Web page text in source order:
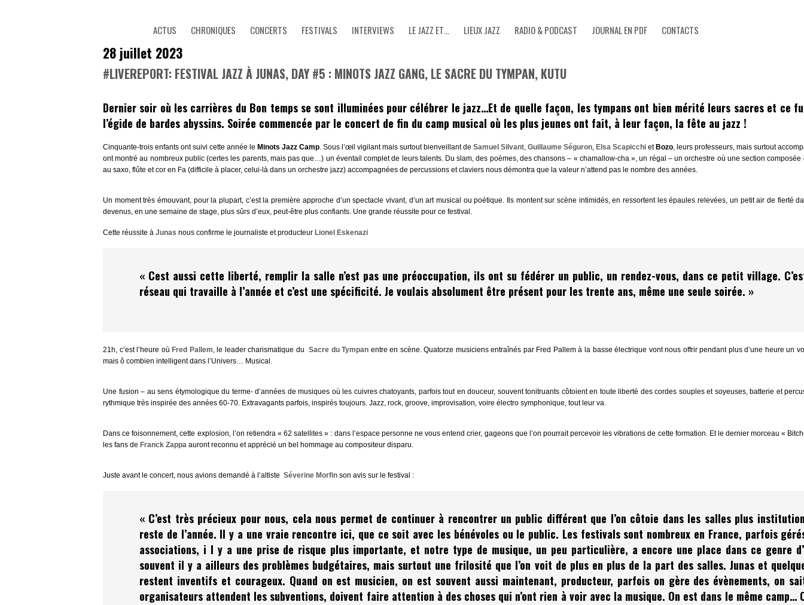
ACTUS CHRONIQUES CONCERTS FESTIVALS INTERVIEWS LE JAZZ ET… LIEUX JAZZ RADIO & PODCAST JOURNAL EN PDF CONTACTS
28 juillet 2023
#LIVEREPORT: FESTIVAL JAZZ À JUNAS, DAY #5 : MINOTS JAZZ GANG, LE SACRE DU TYMPAN, KUTU
Dernier soir où les carrières du Bon temps se sont illuminées pour célébrer le jazz…Et de quelle façon, les tympans ont bien mérité leurs sacres et ce
l’égide de bardes abyssins. Soirée commencée par le concert de fin du camp musical où les plus jeunes ont fait, à leur façon, la fête au jazz !
Cinquante-trois enfants ont suivi cette année le Minots Jazz Camp. Sous l’œil vigilant mais surtout bienveillant de Samuel Silvant, Guillaume Séguron, Elsa Scapicchi et Bozo, leurs professeurs, mais surtout
ont montré au nombreux public (certes les parents, mais pas que…) un éventail complet de leurs talents. Du slam, des poèmes, des chansons – « chamallow-cha », un régal – un orchestre où une section
au saxo, flûte et cor en Fa (difficile à placer, celui-là dans un orchestre jazz) accompagnées de percussions et claviers nous démontra que la valeur n’attend pas le nombre des années.
Un moment très émouvant, pour la plupart, c’est la première approche d’un spectacle vivant, d’un art musical ou poétique. Ils montent sur scène intimidés, en ressortent les épaules relevées, un petit air de fierté
devenus, en une semaine de stage, plus sûrs d’eux, peut-être plus confiants. Une grande réussite pour ce festival.
Cette réussite à Junas nous confirme le journaliste et producteur Lionel Eskenazi
« Cest aussi cette liberté, remplir la salle n’est pas une préoccupation, ils ont su fédérer un public, un rendez-vous, dans ce petit village.
réseau qui travaille à l’année et c’est une spécificité. Je voulais absolument être présent pour les trente ans, même une seule soirée. »
21h, c’est l’heure où Fred Pallem, le leader charismatique du Sacre du Tympan entre en scène. Quatorze musiciens entraînés par Fred Pallem à la basse électrique vont nous offrir pendant plus d’une heure un
mais ô combien intelligent dans l’Univers… Musical.
Une fusion – au sens étymologique du terme- d’années de musiques où les cuivres chatoyants, parfois tout en douceur, souvent tonitruants côtoient en toute liberté des cordes souples et soyeuses, batterie et
rythmique très inspirée des années 60-70. Extravagants parfois, inspirés toujours. Jazz, rock, groove, improvisation, voire électro symphonique, tout leur va.
Dans ce foisonnement, cette explosion, l’on retiendra « 62 satellites » : dans l’espace personne ne vous entend crier, gageons que l’on pourrait percevoir les vibrations de cette formation. Et le dernier morceau «
les fans de Franck Zappa auront reconnu et apprécié un bel hommage au compositeur disparu.
Juste avant le concert, nous avions demandé à l’altiste Séverine Morfin son avis sur le festival :
« C’est très précieux pour nous, cela nous permet de continuer à rencontrer un public différent que l’on côtoie dans les salles plus
reste de l’année. Il y a une vraie rencontre ici, que ce soit avec les bénévoles ou le public. Les festivals sont nombreux en France, parfois
associations, i l y a une prise de risque plus importante, et notre type de musique, un peu particulière, a encore une place dans ce genre
souvent il y a ailleurs des problèmes budgétaires, mais surtout une frilosité que l’on voit de plus en plus de la part des salles. Junas et
restent inventifs et courageux. Quand on est musicien, on est souvent aussi maintenant, producteur, parfois on gère des évènements, on
organisateurs attendent les subventions, doivent faire attention à des choses qui n’ont rien à voir avec la musique. On est dans le même camp…